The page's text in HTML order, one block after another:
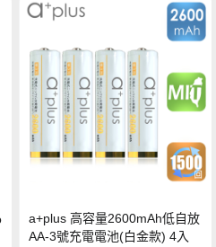
a+plus 高容量2600mAh低自放
AA-3號充電電池(白金款) 4入